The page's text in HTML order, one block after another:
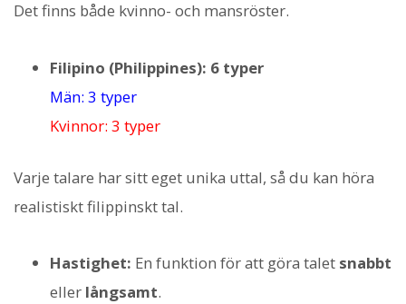
Det finns både kvinno- och mansröster.
Filipino (Philippines): 6 typer
Män: 3 typer
Kvinnor: 3 typer
Varje talare har sitt eget unika uttal, så du kan höra
realistiskt filippinskt tal.
Hastighet: En funktion för att göra talet snabbt
eller långsamt.